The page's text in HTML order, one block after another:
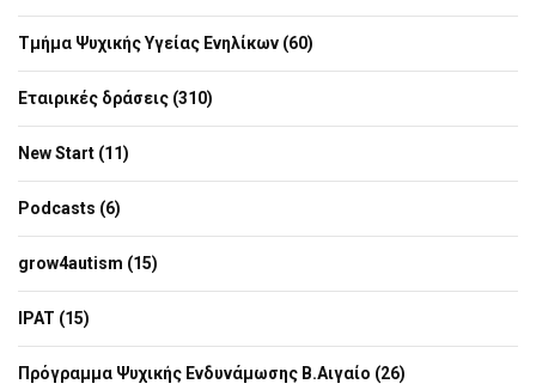
Τμήμα Ψυχικής Υγείας Ενηλίκων (60)
Εταιρικές δράσεις (310)
New Start (11)
Podcasts (6)
grow4autism (15)
IPAT (15)
Πρόγραμμα Ψυχικής Ενδυνάμωσης Β.Αιγαίο (26)